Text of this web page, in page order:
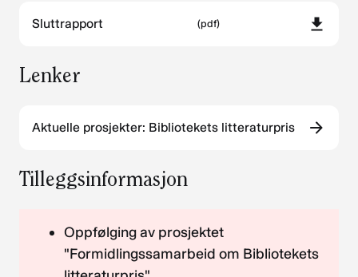
Sluttrapport (pdf)
Lenker
Aktuelle prosjekter: Bibliotekets litteraturpris
Tilleggsinformasjon
Oppfølging av prosjektet
"Formidlingssamarbeid om Bibliotekets